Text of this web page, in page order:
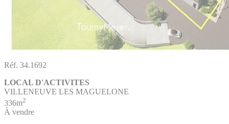
Réf. 34.1692
LOCAL D'ACTIVITES
VILLENEUVE LES MAGUELONE
336m2
À vendre